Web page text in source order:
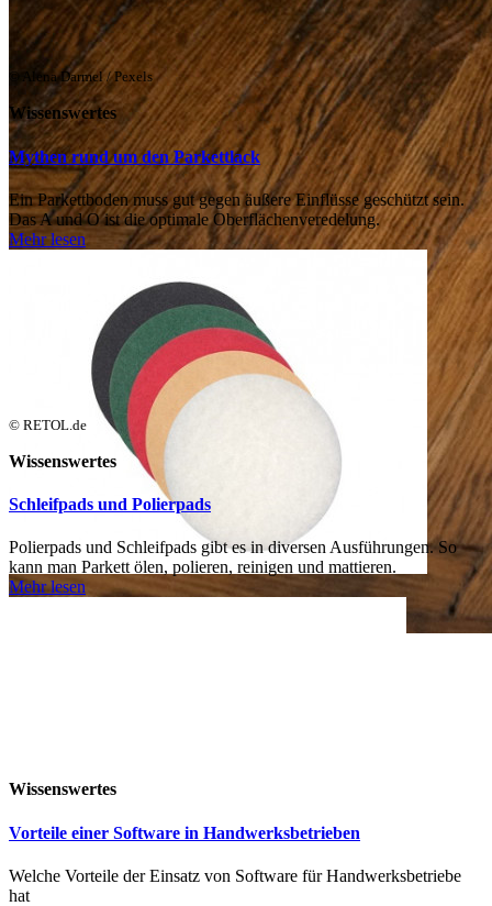
© Alena Darmel / Pexels
Wissenswertes
Mythen rund um den Parkettlack
Ein Parkettboden muss gut gegen äußere Einflüsse geschützt sein.
Das A und O ist die optimale Oberflächenveredelung.
Mehr lesen
© RETOL.de
Wissenswertes
Schleifpads und Polierpads
Polierpads und Schleifpads gibt es in diversen Ausführungen. So
kann man Parkett ölen, polieren, reinigen und mattieren.
Mehr lesen
Wissenswertes
Vorteile einer Software in Handwerksbetrieben
Welche Vorteile der Einsatz von Software für Handwerksbetriebe
hat